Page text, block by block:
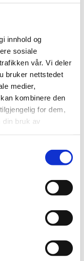
innhold og
sosiale
vår. Vi deler
bruker nettstedet
medier,
kombinere den
for dem,
din bruk av